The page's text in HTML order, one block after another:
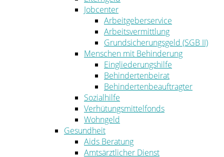
Jobcenter
Arbeitgeberservice
Arbeitsvermittlung
Grundsicherungsgeld (SGB II)
Menschen mit Behinderung
Eingliederungshilfe
Behindertenbeirat
Behindertenbeauftragter
Sozialhilfe
Verhütungsmittelfonds
Wohngeld
Gesundheit
Aids Beratung
Amtsärztlicher Dienst